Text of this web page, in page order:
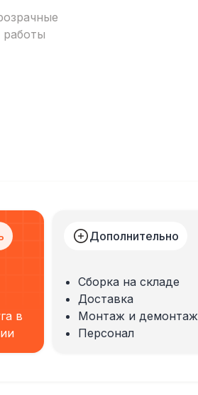
в
Дополнительно
Сборка на складе
Доставка
Монтаж и демонтаж
Персонал